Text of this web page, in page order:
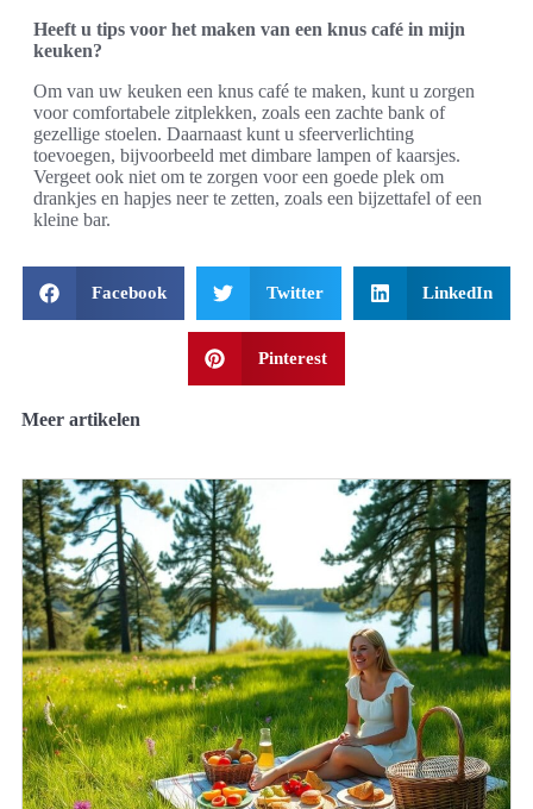
Heeft u tips voor het maken van een knus café in mijn
keuken?
Om van uw keuken een knus café te maken, kunt u zorgen
voor comfortabele zitplekken, zoals een zachte bank of
gezellige stoelen. Daarnaast kunt u sfeerverlichting
toevoegen, bijvoorbeeld met dimbare lampen of kaarsjes.
Vergeet ook niet om te zorgen voor een goede plek om
drankjes en hapjes neer te zetten, zoals een bijzettafel of een
kleine bar.
Facebook Twitter LinkedIn
Pinterest
Meer artikelen